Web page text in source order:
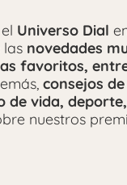
Universo Dial
las novedades
favoritos,
consejos
de vida,
nuestros